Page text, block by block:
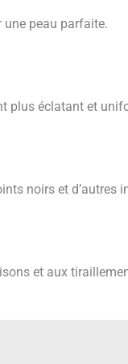
une peau parfaite.
plus éclatant et
noirs et d’autres
et aux